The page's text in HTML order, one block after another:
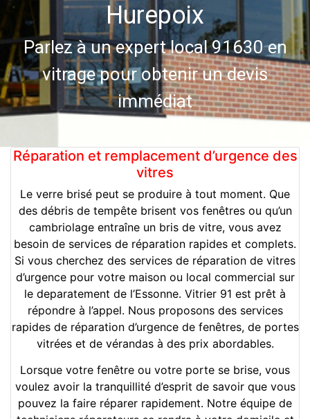
Hurepoix
Parlez à un expert local 91630 en
vitrage pour obtenir un devis
immédiat
Réparation et remplacement d’urgence des
vitres
Le verre brisé peut se produire à tout moment. Que
des débris de tempête brisent vos fenêtres ou qu’un
cambriolage entraîne un bris de vitre, vous avez
besoin de services de réparation rapides et complets.
Si vous cherchez des services de réparation de vitres
d’urgence pour votre maison ou local commercial sur
le deparatement de l’Essonne. Vitrier 91 est prêt à
répondre à l’appel. Nous proposons des services
rapides de réparation d’urgence de fenêtres, de portes
vitrées et de vérandas à des prix abordables.
Lorsque votre fenêtre ou votre porte se brise, vous
voulez avoir la tranquillité d’esprit de savoir que vous
pouvez la faire réparer rapidement. Notre équipe de